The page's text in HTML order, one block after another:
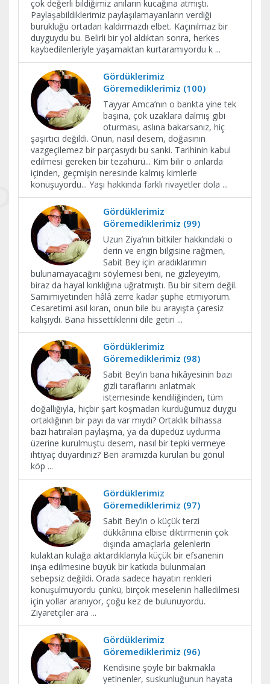
çok değerli bildiğimiz anıların kucağına atmıştı.
Paylaşabildiklerimiz paylaşılamayanların verdiği
burukluğu ortadan kaldırmazdı elbet. Kaçınılmaz bir
duyguydu bu. Belirli bir yol aldıktan sonra, herkes
kaybedilenleriyle yaşamaktan kurtaramıyordu k ...
Gördüklerimiz
Göremediklerimiz (100)
Tayyar Amca’nın o bankta yine tek
başına, çok uzaklara dalmış gibi
oturması, aslına bakarsanız, hiç
şaşırtıcı değildi. Onun, nasıl desem, doğasının
vazgeçilemez bir parçasıydı bu sanki. Tarihinin kabul
edilmesi gereken bir tezahürü... Kim bilir o anlarda
içinden, geçmişin neresinde kalmış kimlerle
konuşuyordu... Yaşı hakkında farklı rivayetler dola ...
Gördüklerimiz
Göremediklerimiz (99)
Uzun Ziya’nın bitkiler hakkındaki o
derin ve engin bilgisine rağmen,
Sabit Bey için aradıklarımın
bulunamayacağını söylemesi beni, ne gizleyeyim,
biraz da hayal kırıklığına uğratmıştı. Bu bir sitem değil.
Samimiyetinden hâlâ zerre kadar şüphe etmiyorum.
Cesaretimi asıl kıran, onun bile bu arayışta çaresiz
kalışıydı. Bana hissettiklerini dile getiri ...
Gördüklerimiz
Göremediklerimiz (98)
Sabit Bey’in bana hikâyesinin bazı
gizli taraflarını anlatmak
istemesinde kendiliğinden, tüm
doğallığıyla, hiçbir şart koşmadan kurduğumuz duygu
ortaklığının bir payı da var mıydı? Ortaklık bilhassa
bazı hatıraları paylaşma, ya da düpedüz uydurma
üzerine kurulmuştu desem, nasıl bir tepki vermeye
ihtiyaç duyardınız? Ben aramızda kurulan bu gönül
köp ...
Gördüklerimiz
Göremediklerimiz (97)
Sabit Bey’in o küçük terzi
dükkânına elbise diktirmenin çok
dışında amaçlarla gelenlerin
kulaktan kulağa aktardıklarıyla küçük bir efsanenin
inşa edilmesine büyük bir katkıda bulunmaları
sebepsiz değildi. Orada sadece hayatın renkleri
konuşulmuyordu çünkü, birçok meselenin halledilmesi
için yollar aranıyor, çoğu kez de bulunuyordu.
Ziyaretçiler ara ...
Gördüklerimiz
Göremediklerimiz (96)
Kendisine şöyle bir bakmakla
yetinenler, suskunluğunun hayata